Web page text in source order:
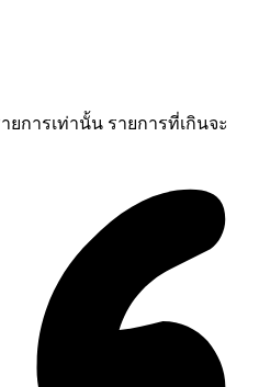
ยการเท่านั้น รายการที่เกินจะ